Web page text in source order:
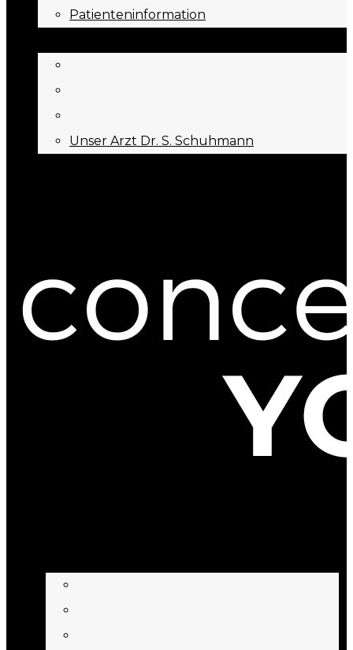
Patienteninformation
Unser Arzt Dr. S. Schuhmann